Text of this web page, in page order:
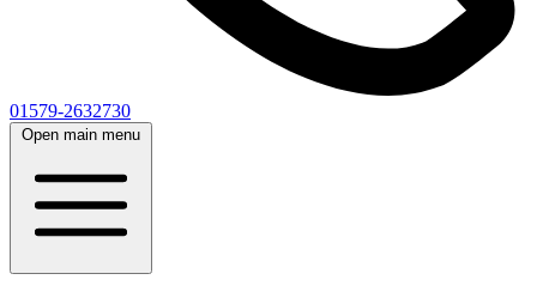
01579-2632730
Open main menu